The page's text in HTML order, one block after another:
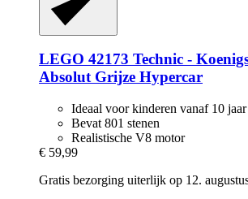
LEGO 42173 Technic -​
Absolut Grijze Hypercar
Ideaal voor kinderen vanaf 10 jaar
Bevat 801 stenen
Realistische V8 motor
€ 59,99
Gratis bezorging uiterlijk op 12.